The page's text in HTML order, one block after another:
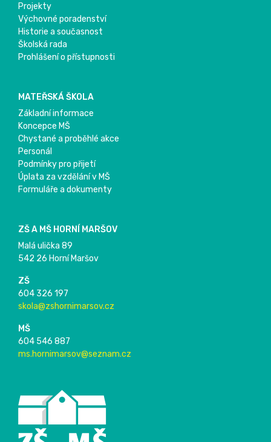
Projekty
Výchovné poradenství
Historie a současnost
Školská rada
Prohlášení o přístupnosti
MATEŘSKÁ ŠKOLA
Základní informace
Koncepce MŠ
Chystané a proběhlé akce
Personál
Podmínky pro přijetí
Úplata za vzdělání v MŠ
Formuláře a dokumenty
ZŠ A MŠ HORNÍ MARŠOV
Malá ulička 89
542 26 Horní Maršov
ZŠ
604 326 197
skola@zshornimarsov.cz
MŠ
604 546 887
ms.hornimarsov@seznam.cz